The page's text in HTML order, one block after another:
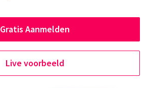
Gratis Aanmelden
Live voorbeeld